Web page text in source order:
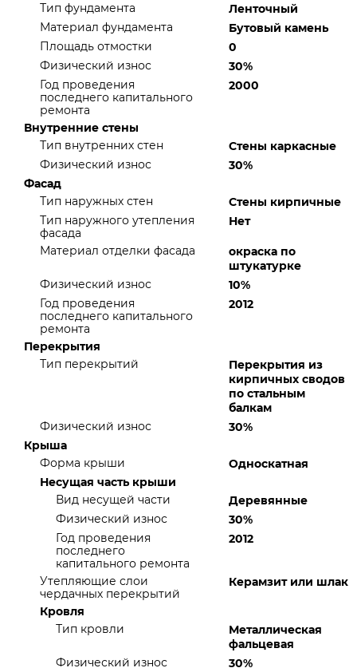
Тип фундамента
Ленточный
Материал фундамента
Бутовый камень
Площадь отмостки
0
Физический износ
30%
Год проведения
последнего капитального
ремонта
2000
Внутренние стены
Тип внутренних стен
Стены каркасные
Физический износ
30%
Фасад
Тип наружных стен
Стены кирпичные
Тип наружного утепления
фасада
Нет
Материал отделки фасада
окраска по
штукатурке
Физический износ
10%
Год проведения
последнего капитального
ремонта
2012
Перекрытия
Тип перекрытий
Перекрытия из
кирпичных сводов
по стальным
балкам
Физический износ
30%
Крыша
Форма крыши
Односкатная
Несущая часть крыши
Вид несущей части
Деревянные
Физический износ
30%
Год проведения
последнего
капитального ремонта
2012
Утепляющие слои
чердачных перекрытий
Керамзит или шлак
Кровля
Тип кровли
Металлическая
фальцевая
Физический износ
30%